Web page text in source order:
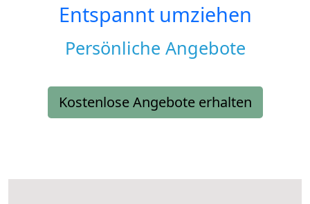
Entspannt umziehen
Persönliche Angebote
Kostenlose Angebote erhalten